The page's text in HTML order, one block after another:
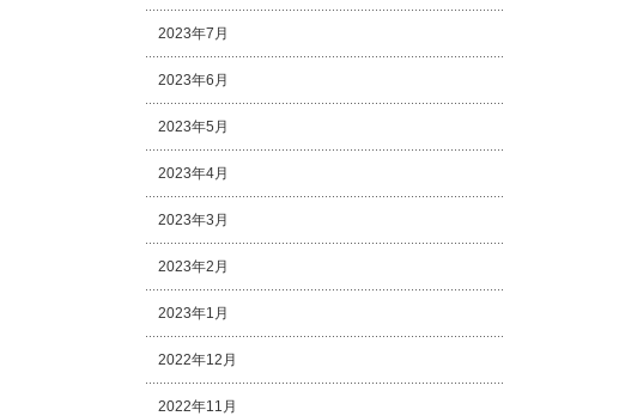
2023年7月
2023年6月
2023年5月
2023年4月
2023年3月
2023年2月
2023年1月
2022年12月
2022年11月